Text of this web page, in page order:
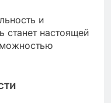
и
станет настоящей